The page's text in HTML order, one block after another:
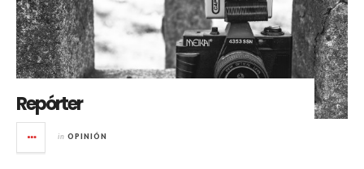
Repórter
in OPINIÓN